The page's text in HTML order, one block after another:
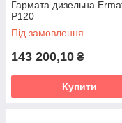
Гармата дизельна
P120
Під замовлення
143 200,10 ₴
Купити